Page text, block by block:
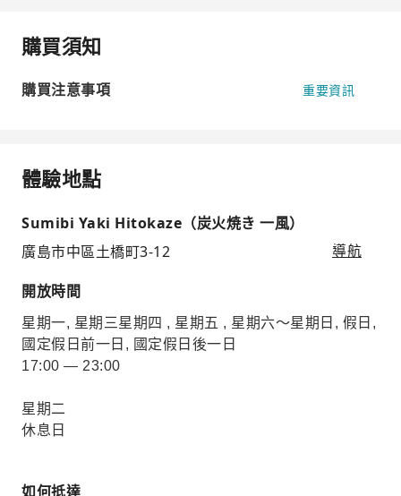
購買須知
購買注意事項 重要資訊
體驗地點
Sumibi Yaki Hitokaze（炭火焼き 一風）
廣島市中區土橋町3-12
導航
開放時間
星期一, 星期三星期四 , 星期五 , 星期六～星期日, 假日,
國定假日前一日, 國定假日後一日
17:00 — 23:00
星期二
休息日
如何抵達